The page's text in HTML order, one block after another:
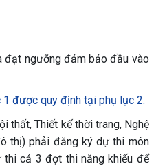
đạt ngưỡng đảm bảo đầu vào
được quy định tại phụ lục 2.
thất, Thiết kế thời trang, Nghệ
thị) phải đăng ký dự thi môn
thi cả 3 đợt thi năng khiếu để